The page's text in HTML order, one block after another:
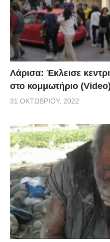
Λάρισα: Έκλεισε
στο κομμωτήριο (Video)
31 ΟΚΤΩΒΡΊΟΥ, 2022